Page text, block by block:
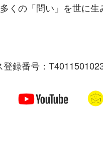
くの「問い」を世に生
録番号：